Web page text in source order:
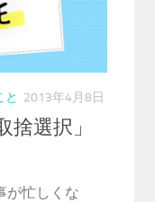
と 2013年4月8日
選択」
が忙しくな